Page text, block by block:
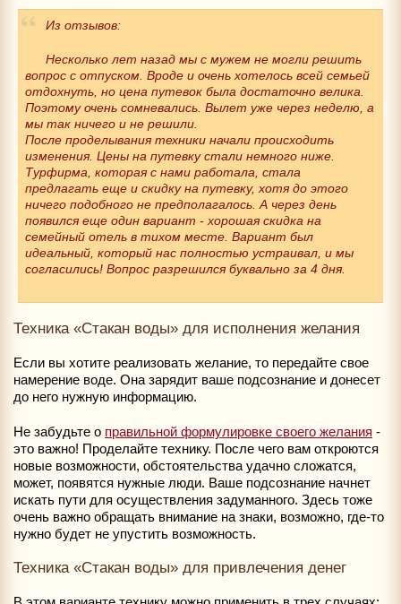
Из отзывов:
Несколько лет назад мы с мужем не могли решить
вопрос с отпуском. Вроде и очень хотелось всей семьей
отдохнуть, но цена путевок была достаточно велика.
Поэтому очень сомневались. Вылет уже через неделю, а
мы так ничего и не решили.
После проделывания техники начали происходить
изменения. Цены на путевку стали немного ниже.
Турфирма, которая с нами работала, стала
предлагать еще и скидку на путевку, хотя до этого
ничего подобного не предполагалось. А через день
появился еще один вариант - хорошая скидка на
семейный отель в тихом месте. Вариант был
идеальный, который нас полностью устраивал, и мы
согласились! Вопрос разрешился буквально за 4 дня.
Техника «Стакан воды» для исполнения желания
Если вы хотите реализовать желание, то передайте свое
намерение воде. Она зарядит ваше подсознание и донесет
до него нужную информацию.
Не забудьте о правильной формулировке своего желания -
это важно! Проделайте технику. После чего вам откроются
новые возможности, обстоятельства удачно сложатся,
может, появятся нужные люди. Ваше подсознание начнет
искать пути для осуществления задуманного. Здесь тоже
очень важно обращать внимание на знаки, возможно, где-то
нужно будет не упустить возможность.
Техника «Стакан воды» для привлечения денег